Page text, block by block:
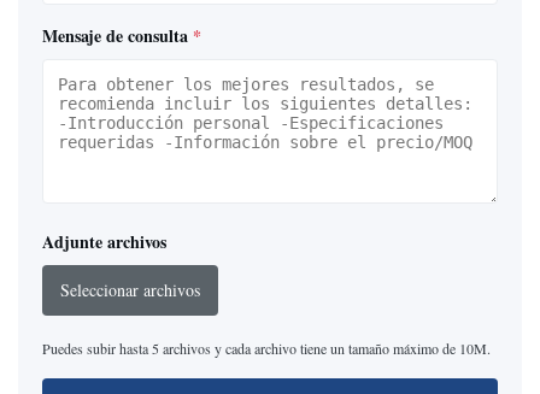
Mensaje de consulta *
Adjunte archivos
Seleccionar archivos
Puedes subir hasta 5 archivos y cada archivo tiene un tamaño máximo de 10M.